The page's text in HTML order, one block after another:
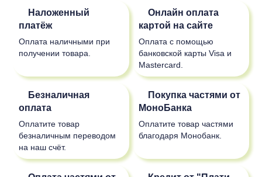
Наложенный
платёж
Оплата наличными при
получении товара.
Онлайн оплата
картой на сайте
Оплата с помощью
банковской карты Visa и
Mastercard.
Безналичная
оплата
Оплатите товар
безналичным переводом
на наш счёт.
Покупка частями от
МоноБанка
Оплатите товар частями
благодаря Монобанк.